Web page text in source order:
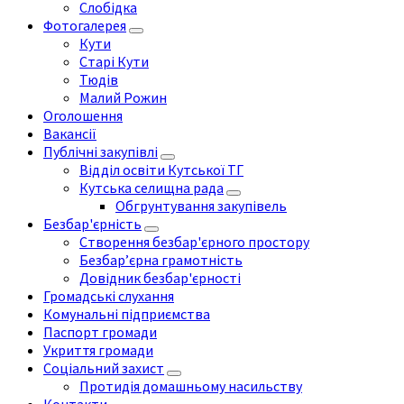
Слобідка
Фотогалерея
Кути
Старі Кути
Тюдів
Малий Рожин
Оголошення
Вакансії
Публічні закупівлі
Відділ освіти Кутської ТГ
Кутська селищна рада
Обгрунтування закупівель
Безбар'єрність
Створення безбар'єрного простору
Безбар’єрна грамотність
Довідник безбар'єрності
Громадські слухання
Комунальні підприємства
Паспорт громади
Укриття громади
Соціальний захист
Протидія домашньому насильству